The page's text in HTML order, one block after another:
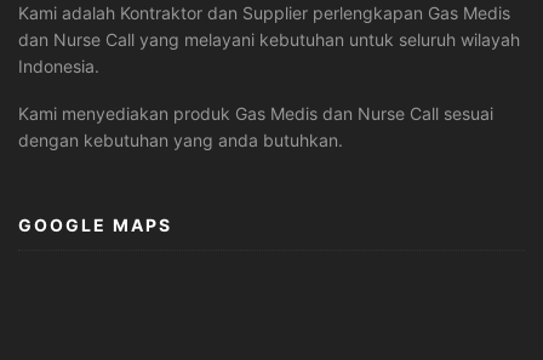
Kami adalah Kontraktor dan Supplier perlengkapan Gas Medis
dan Nurse Call yang melayani kebutuhan untuk seluruh wilayah
Indonesia.
Kami menyediakan produk Gas Medis dan Nurse Call sesuai
dengan kebutuhan yang anda butuhkan.
GOOGLE MAPS